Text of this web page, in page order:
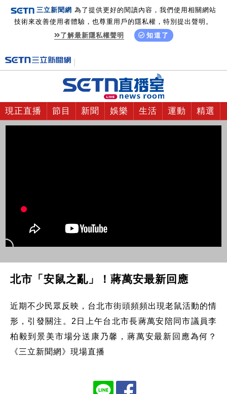
三立新聞網 為了提供更好的閱讀內容，我們使用相關網站
技術來改善使用者體驗，也尊重用戶的隱私權，特別提出聲明。
了解最新隱私權聲明
知道了
現正直播 節目 新聞 娛樂 生活 運動 精選
北市「安鼠之亂」！蔣萬安最新回應
近期不少民眾反映，台北市街頭頻頻出現老鼠活動的情
形，引發關注。2日上午台北市長蔣萬安陪同市議員李
柏毅到景美市場分送康乃馨，蔣萬安最新回應為何？
《三立新聞網》現場直播